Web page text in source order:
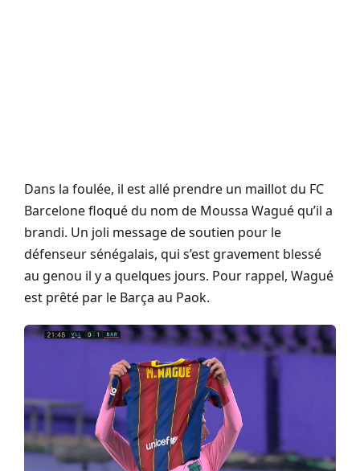
Dans la foulée, il est allé prendre un maillot du FC
Barcelone floqué du nom de Moussa Wagué qu’il a
brandi. Un joli message de soutien pour le
défenseur sénégalais, qui s’est gravement blessé
au genou il y a quelques jours. Pour rappel, Wagué
est prêté par le Barça au Paok.